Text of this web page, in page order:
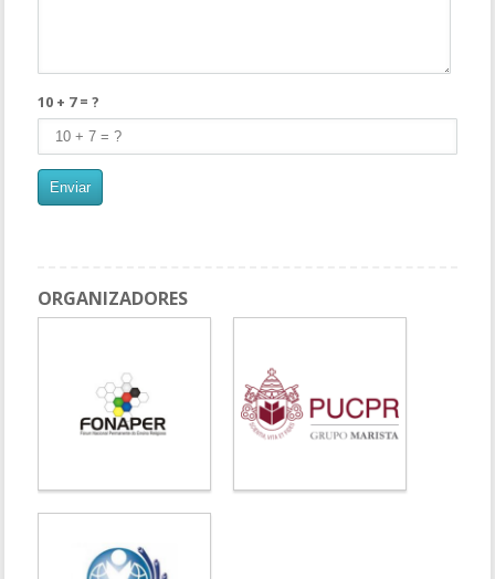
10 + 7 = ?
ORGANIZADORES